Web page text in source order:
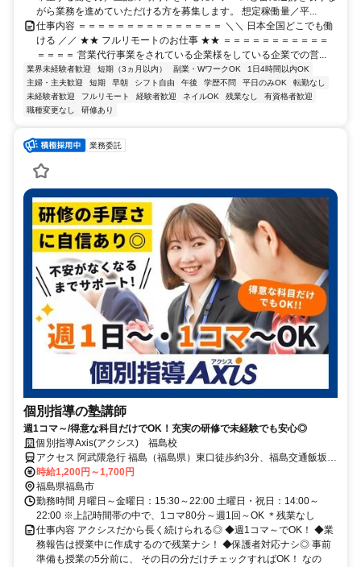
がら業務を進めていただける方を募集します。 想定稼働量／平...
仕事内容 ＝＝＝＝＝＝＝＝＝＝＝＝＝＝＝ ＼＼ 日本全国どこでも働
ける ／／ ★★ フルリモートのお仕事 ★★ ＝＝＝＝＝＝＝＝＝＝＝
＝＝＝＝ 営業代行事業をされている企業様をしている企業での営...
業界未経験者歓迎 短期（3ヵ月以内） 副業・WワークOK
1日4時間以内OK
主婦・主夫歓迎
短期 早朝 シフト自由 午後 学歴不問 平日のみOK
転勤なし
未経験者歓迎
フルリモート 経験者歓迎 ネイルOK 残業なし
有資格者歓迎
職種変更なし
研修あり
業務委託
個別指導の塾講師
週1コマ～/得意な科目だけでOK！充実の研修で未経験でも安心◎
個別指導Axis(アクシス) 福島校
アクセス 阿武隈急行 福島（福島県）東口徒歩約3分、福島交通飯坂線
福島（福島県）東口徒歩約3分、ＪＲ奥羽本線 福島（福島県）東口徒
歩約3分
時給1,200円～1,700円
福島県福島市
勤務時間 月曜日～金曜日：15:30～22:00 土曜日・祝日：14:00～
22:00 ※上記時間帯の中で、1コマ80分～週1回～OK ＊残業なし
仕事内容 アクシスだから長く続けられる◎ ◆週1コマ～でOK！ ◆業
務報告は授業中に作成するので残業ナシ！ ◆保護者対応ナシ◎ 事前
準備も授業の5分前に、 その日の分だけチェックすればOK！ なの